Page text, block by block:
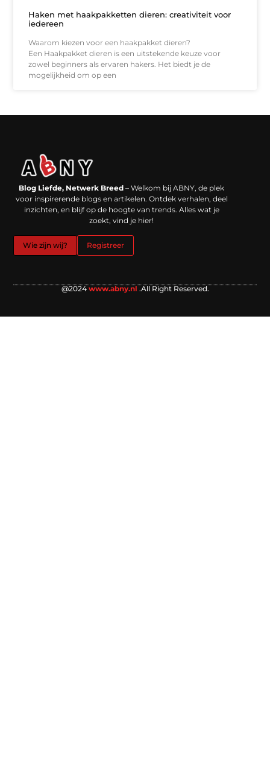
Haken met haakpakketten dieren: creativiteit voor
iedereen
Waarom kiezen voor een haakpakket dieren?
Een Haakpakket dieren is een uitstekende keuze voor
zowel beginners als ervaren hakers. Het biedt je de
mogelijkheid om op een
Blog Liefde, Netwerk Breed – Welkom bij ABNY, de plek
voor inspirerende blogs en artikelen. Ontdek verhalen, deel
inzichten, en blijf op de hoogte van trends. Alles wat je
zoekt, vind je hier!
Wie zijn wij? Registreer
@2024 www.abny.nl .All Right Reserved.